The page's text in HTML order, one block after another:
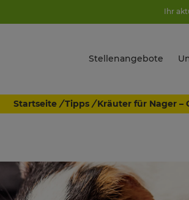
Ihr
Stellenangebote
Startseite / Tipps / Kräuter für Nager –